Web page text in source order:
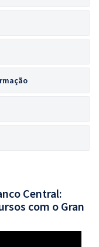
Central:
com o Gran